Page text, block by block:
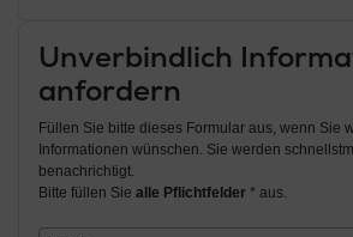
Unverbindlich
anfordern
Füllen Sie bitte dieses Formular aus, wenn Sie
Informationen wünschen. Sie werden
benachrichtigt.
Bitte füllen Sie alle Pflichtfelder * aus.